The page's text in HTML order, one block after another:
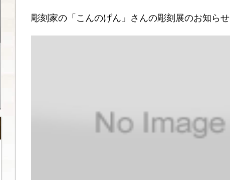
彫刻家の「こんのげん」さんの彫刻展のお知らせ